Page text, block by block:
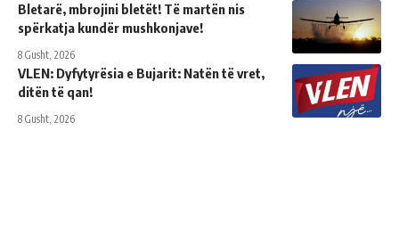
Bletarë, mbrojini bletët! Të martën nis
spërkatja kundër mushkonjave!
8 Gusht, 2026
VLEN: Dyfytyrësia e Bujarit: Natën të vret,
ditën të qan!
8 Gusht, 2026